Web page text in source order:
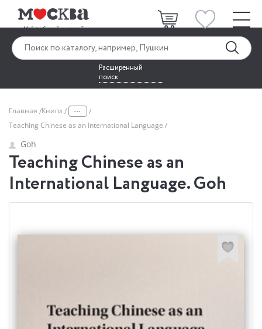
Расширенный
поиск
Главная Книги ...
Teaching Chinese as an International Language
Goh
Teaching Chinese as an
International Language. Goh